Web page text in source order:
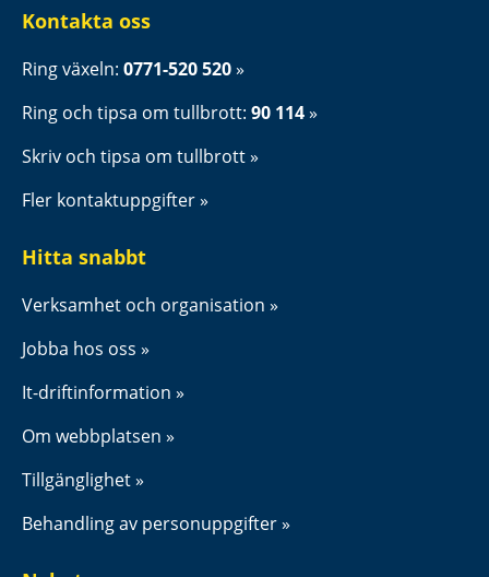
Kontakta oss
Ring växeln: 0771-520 520
Ring och tipsa om tullbrott: 90 114
Skriv och tipsa om tullbrott
Fler kontaktuppgifter
Hitta snabbt
Verksamhet och organisation
Jobba hos oss
It-driftinformation
Om webbplatsen
Tillgänglighet
Behandling av personuppgifter